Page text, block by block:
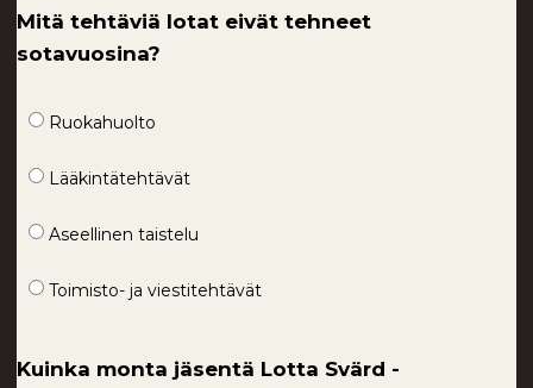
Mitä tehtäviä lotat eivät tehneet
sotavuosina?
Ruokahuolto
Lääkintätehtävät
Aseellinen taistelu
Toimisto- ja viestitehtävät
Kuinka monta jäsentä Lotta Svärd -